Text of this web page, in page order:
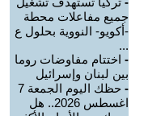
جميع مفاعلات محطة
-أكويو- النووية بحلول ع
...
- اختتام مفاوضات روما
بين لبنان وإسرائيل
-
حظك اليوم الجمعة 7
اغسطس 2026.. هل